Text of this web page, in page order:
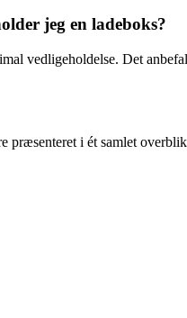
jeg en ladeboks?
vedligeholdelse. Det
præsenteret i ét samlet overblik